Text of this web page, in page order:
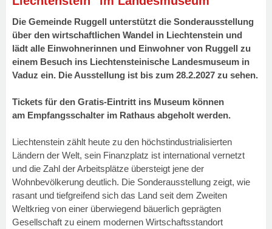
Die Gemeinde Ruggell unterstützt die Sonderausstellung
über den wirtschaftlichen Wandel in Liechtenstein und
lädt alle Einwohnerinnen und Einwohner von Ruggell zu
einem Besuch ins Liechtensteinische Landesmuseum in
Vaduz ein. Die Ausstellung ist bis zum 28.2.2027 zu sehen.
Tickets für den Gratis-Eintritt ins Museum können
am Empfangsschalter im Rathaus abgeholt werden.
Liechtenstein zählt heute zu den höchstindustrialisierten
Ländern der Welt, sein Finanzplatz ist international vernetzt
und die Zahl der Arbeitsplätze übersteigt jene der
Wohnbevölkerung deutlich. Die Sonderausstellung zeigt, wie
rasant und tiefgreifend sich das Land seit dem Zweiten
Weltkrieg von einer überwiegend bäuerlich geprägten
Gesellschaft zu einem modernen Wirtschaftsstandort